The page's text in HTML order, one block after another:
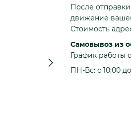
После
движение
Стоимость
Самовывоз из
График работы
ПН-Вс: с 10:00